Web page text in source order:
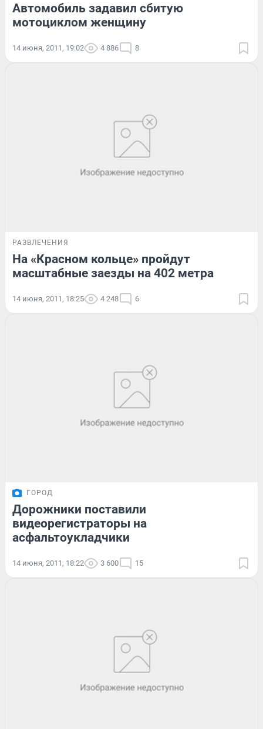
Автомобиль задавил сбитую
мотоциклом женщину
14 июня, 2011, 19:02 4 886 8
РАЗВЛЕЧЕНИЯ
На «Красном кольце» пройдут
масштабные заезды на 402 метра
14 июня, 2011, 18:25 4 248 6
ГОРОД
Дорожники поставили
видеорегистраторы на
асфальтоукладчики
14 июня, 2011, 18:22 3 600 15